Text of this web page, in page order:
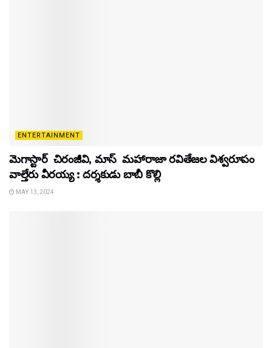
ENTERTAINMENT
మెగాస్టార్ చిరంజీవి, మాస్ మహారాజా రవితేజల విశ్వరూపం
వాల్తేరు వీరయ్య : దర్శకుడు బాబీ కొల్లి
MAY 13, 2024